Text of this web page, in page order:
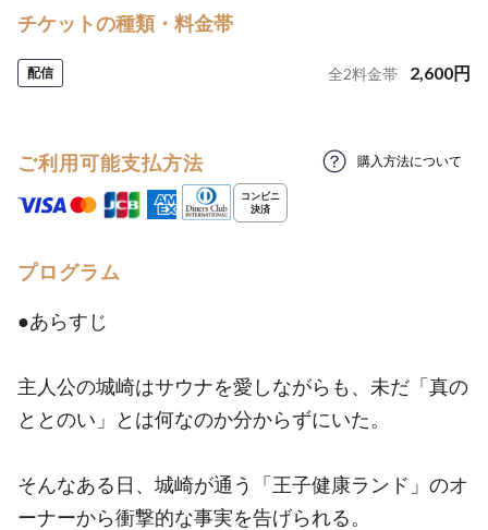
チケットの種類・料金帯
配信 全2料金帯 2,600円
ご利用可能支払方法 購入方法について
プログラム
●あらすじ
主人公の城崎はサウナを愛しながらも、未だ「真の
ととのい」とは何なのか分からずにいた。
そんなある日、城崎が通う「王子健康ランド」のオ
ーナーから衝撃的な事実を告げられる。